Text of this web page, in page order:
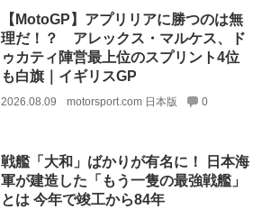
【MotoGP】アプリリアに勝つのは無
理だ！？ アレックス・マルケス、ド
ゥカティ陣営最上位のスプリント4位
も白旗｜イギリスGP
2026.08.09 motorsport.com 日本版 0
戦艦「大和」ばかりが有名に！ 日本海
軍が建造した「もう一隻の最強戦艦」
とは 今年で竣工から84年